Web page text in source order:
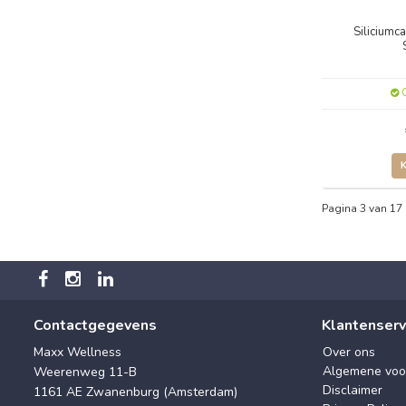
Pagina 3 van 17
Contactgegevens
Maxx Wellness
Weerenweg 11-B
1161 AE Zwanenburg (Amsterdam)
Over ons
Algemene
Disclaimer